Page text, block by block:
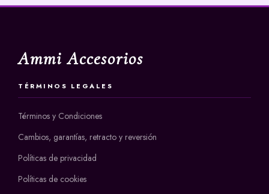
Ammi Accesorios
TÉRMINOS LEGALES
Términos y Condiciones
Cambios, garantías, retracto y reversión
Políticas de privacidad
Políticas de cookies